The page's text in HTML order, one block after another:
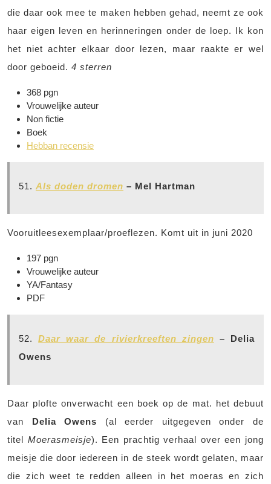
die daar ook mee te maken hebben gehad, neemt ze ook
haar eigen leven en herinneringen onder de loep. Ik kon
het niet achter elkaar door lezen, maar raakte er wel
door geboeid. 4 sterren
368 pgn
Vrouwelijke auteur
Non fictie
Boek
Hebban recensie
51. Als doden dromen – Mel Hartman
Vooruitleesexemplaar/proeflezen. Komt uit in juni 2020
197 pgn
Vrouwelijke auteur
YA/Fantasy
PDF
52.Daar waar de rivierkreeften zingen – Delia
Owens
Daar plofte onverwacht een boek op de mat. het debuut
van Delia Owens (al eerder uitgegeven onder de
titel Moerasmeisje). Een prachtig verhaal over een jong
meisje die door iedereen in de steek wordt gelaten, maar
die zich weet te redden alleen in het moeras en zich